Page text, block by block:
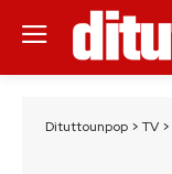
Dituttounpop > TV >